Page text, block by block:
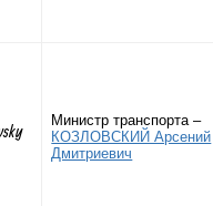
Министр транспорта –
КОЗЛОВСКИЙ Арсений
Дмитриевич